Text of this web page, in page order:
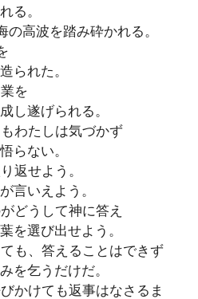
る。
高波を踏み砕かれる。
られた。
を
し遂げられる。
わたしは気づかず
らない。
返せよう。
言いえよう。
どうして神に答え
を選び出せよう。
も、答えることはできず
を乞うだけだ。
かけても返事はなさるま